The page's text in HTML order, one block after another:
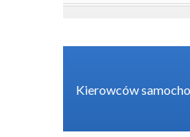
Kierowców